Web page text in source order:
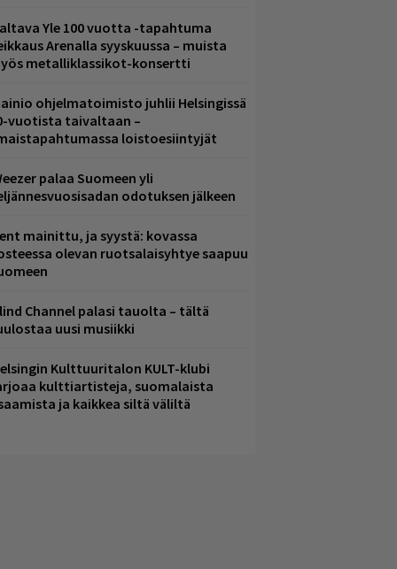
Yle 100 vuotta -tapahtuma
Arenalla syyskuussa – muista
metalliklassikot-konsertti
ohjelmatoimisto juhlii Helsingissä
vuotista taivaltaan –
loistoesiintyjät
palaa Suomeen yli
odotuksen jälkeen
mainittu, ja syystä: kovassa
olevan ruotsalaisyhtye saapuu
Channel palasi tauolta – tältä
uusi musiikki
Kulttuuritalon KULT-klubi
kulttiartisteja, suomalaista
ja kaikkea siltä väliltä